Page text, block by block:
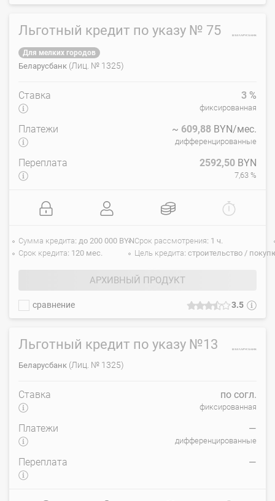
Льготный кредит по указу № 75
Для мелких городов
Беларусбанк (Лиц. № 1325)
3.5
сравнение
Ставка 3 %
фиксированная
Платежи ~ 609,88 BYN/мес.
дифференцированные
Переплата 2592,50 BYN
7,63 %
АРХИВНЫЙ ПРОДУКТ
Сумма кредита до 200 000 BYN
Срок кредита 120 мес.
Срок рассмотрения 1 ч.
Цель кредита строительство /
Льготный кредит по указу №13
Беларусбанк (Лиц. № 1325)
Ставка по согл.
фиксированная
Платежи —
дифференцированные
Переплата —